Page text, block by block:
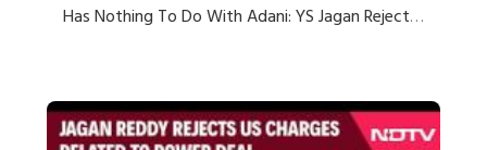
Has Nothing To Do With Adani: YS Jagan Rejects